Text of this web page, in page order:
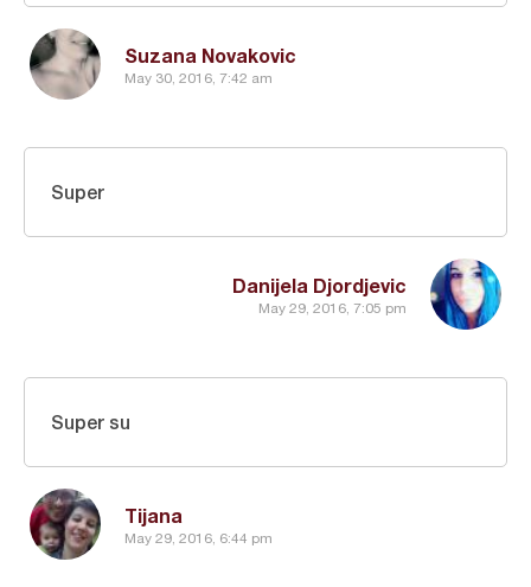
Suzana Novakovic
May 30, 2016, 7:42 am
Danijela Djordjevic
May 29, 2016, 7:05 pm
Super
Tijana
May 29, 2016, 6:44 pm
Super su